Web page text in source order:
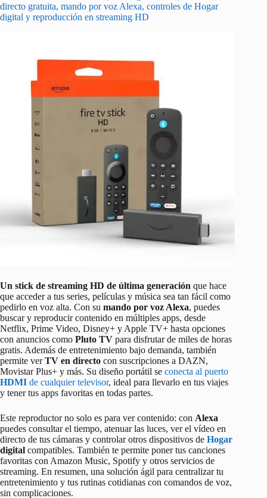
directo gratuita, mando por voz Alexa, controles de Hogar
digital y reproducción en streaming HD
Un stick de streaming HD de última generación que hace
que acceder a tus series, películas y música sea tan fácil como
pedirlo en voz alta. Con su mando por voz Alexa, puedes
buscar y reproducir contenido en múltiples apps, desde
Netflix, Prime Video, Disney+ y Apple TV+ hasta opciones
con anuncios como Pluto TV para disfrutar de miles de horas
gratis. Además de entretenimiento bajo demanda, también
permite verTV en directo con suscripciones a DAZN,
Movistar Plus+ y más. Su diseño portátil se conecta al puerto
HDMI de cualquier televisor, ideal para llevarlo en tus viajes
y tener tus apps favoritas en todas partes.
Este reproductor no solo es para ver contenido: con Alexa
puedes consultar el tiempo, atenuar las luces, ver el vídeo en
directo de tus cámaras y controlar otros dispositivos de Hogar
digital compatibles. También te permite poner tus canciones
favoritas con Amazon Music, Spotify y otros servicios de
streaming. En resumen, una solución ágil para centralizar tu
entretenimiento y tus rutinas cotidianas con comandos de voz,
sin complicaciones.